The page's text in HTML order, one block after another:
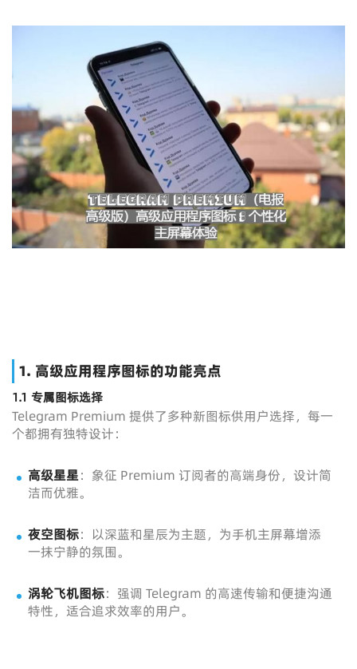
1. 高级应用程序图标的功能亮点
1.1 专属图标选择
Telegram Premium 提供了多种新图标供用户选择，每一
个都拥有独特设计：
高级星星：象征 Premium 订阅者的高端身份，设计简
洁而优雅。
夜空图标：以深蓝和星辰为主题，为手机主屏幕增添
一抹宁静的氛围。
涡轮飞机图标：强调 Telegram 的高速传输和便捷沟通
特性，适合追求效率的用户。